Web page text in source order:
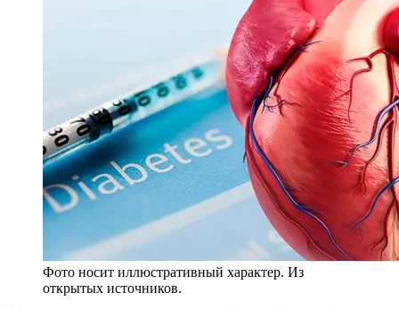
Фото носит иллюстративный характер. Из
открытых источников.